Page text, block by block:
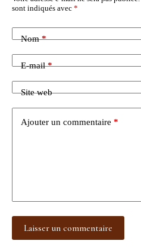
sont indiqués avec *
Nom*
E-mail*
Site web
Ajouter un commentaire *
Laisser un commentaire